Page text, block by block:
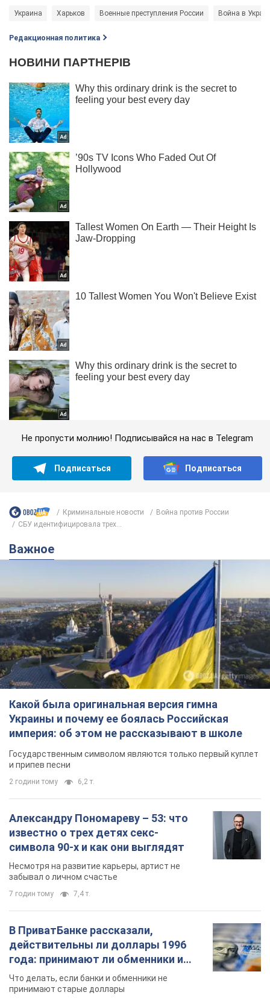
Украина Харьков Военные преступления России Война в
Редакционная политика
Не пропусти молнию! Подписывайся на нас в Telegram
Подписаться Подписаться
Криминальные новости
Война против России
СБУ идентифицировала трех...
Важное
Какой была оригинальная версия гимна
Украины и почему ее боялась Российская
империя: об этом не рассказывают в школе
Государственным символом являются только первый куплет
и припев песни
2 години тому 6,2 т.
Александру Пономареву – 53: что
известно о трех детях секс-
символа 90-х и как они выглядят
Несмотря на развитие карьеры, артист не
забывал о личном счастье
7 годин тому 7,4 т.
В ПриватБанке рассказали,
действительны ли доллары 1996
года: принимают ли обменники и
банки такие купюры
Что делать, если банки и обменники не
принимают старые доллары